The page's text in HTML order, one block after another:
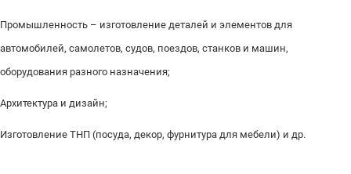
Промышленность – изготовление деталей и элементов для
автомобилей, самолетов, судов, поездов, станков и машин,
оборудования разного назначения;
Архитектура и дизайн;
Изготовление ТНП (посуда, декор, фурнитура для мебели) и др.